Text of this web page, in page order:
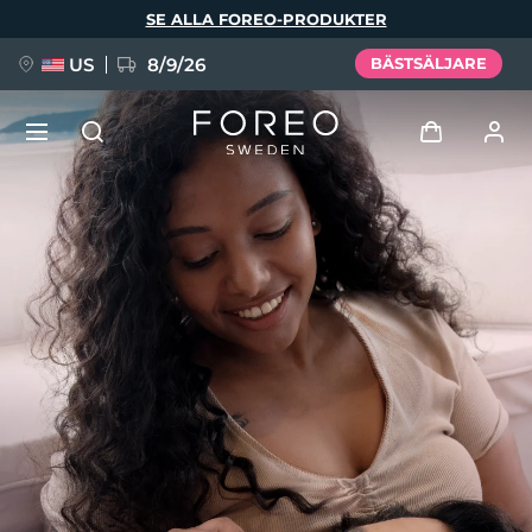
SE ALLA FOREO-PRODUKTER
US 8/9/26 BÄSTSÄLJARE
Logga in
Användarprofil
Mina enheter
Mina beställningar
Mina adresser
Mina prenumerationer
NYHET
FAQ™ Pure Beauty-Tech Elixir
BREAKING NEWS
issa™ Teeth Whitening Set
Språk
English Deutsch
Español
Français
Italiano
Português
Polski
Svenska
Русский
Türkçe
简体中文 繁體中文